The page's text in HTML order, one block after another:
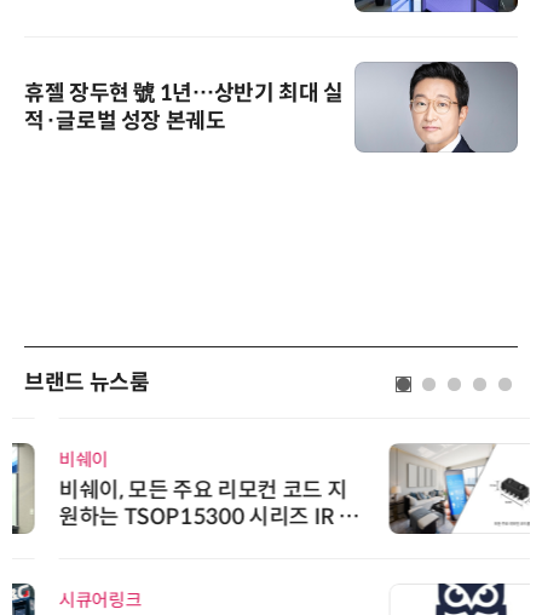
휴젤 장두현 號 1년…상반기 최대 실
적·글로벌 성장 본궤도
브랜드 뉴스룸
비쉐이
비쉐이, 모든 주요 리모컨 코드 지
원하는 TSOP15300 시리즈 IR 수
시큐어링크